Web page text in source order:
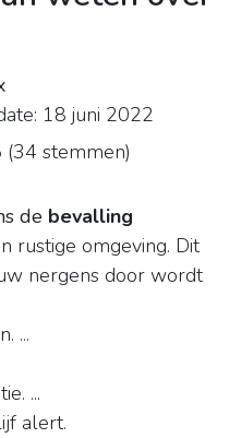
18 juni 2022
(34 stemmen)
de bevalling
rustige omgeving. Dit
nergens door wordt
...
...
alert.